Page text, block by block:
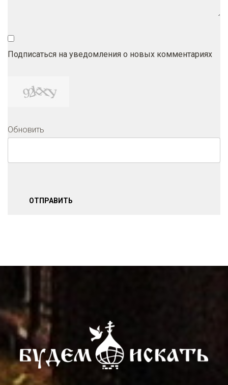
Подписаться на уведомления о новых комментариях
Обновить
ОТПРАВИТЬ